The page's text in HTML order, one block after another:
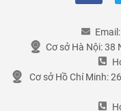
Email:
Cơ sở Hà Nội:38
Cơ sở Hồ Chí Minh: